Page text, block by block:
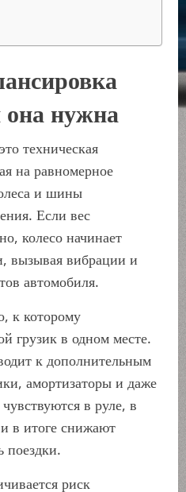
она нужна
техническая
на равномерное
и шины
Если вес
колесо начинает
вызывая вибрации и
автомобиля.
к которому
грузик в одном месте.
к дополнительным
амортизаторы и даже
в руле, в
в итоге снижают
поездки.
риск